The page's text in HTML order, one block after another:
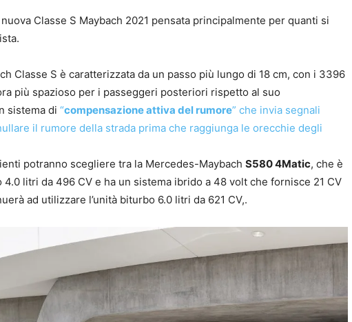
Classe S Maybach 2021 pensata principalmente per quanti si
Classe S è caratterizzata da un passo più lungo di 18 cm, con i 3396
più spazioso per i passeggeri posteriori rispetto al suo
sistema di “compensazione attiva del rumore” che invia segnali
il rumore della strada prima che raggiunga le orecchie degli
potranno scegliere tra la Mercedes-Maybach S580 4Matic, che è
litri da 496 CV e ha un sistema ibrido a 48 volt che fornisce 21 CV
ad utilizzare l’unità biturbo 6.0 litri da 621 CV,.